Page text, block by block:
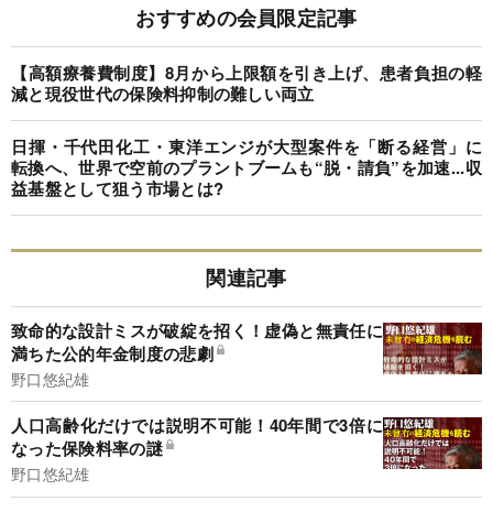
おすすめの会員限定記事
【高額療養費制度】8月から上限額を引き上げ、患者負担の軽
減と現役世代の保険料抑制の難しい両立
日揮・千代田化工・東洋エンジが大型案件を「断る経営」に
転換へ、世界で空前のプラントブームも“脱・請負”を加速...収
益基盤として狙う市場とは?
関連記事
致命的な設計ミスが破綻を招く！虚偽と無責任に
満ちた公的年金制度の悲劇
野口悠紀雄
人口高齢化だけでは説明不可能！40年間で3倍に
なった保険料率の謎
野口悠紀雄